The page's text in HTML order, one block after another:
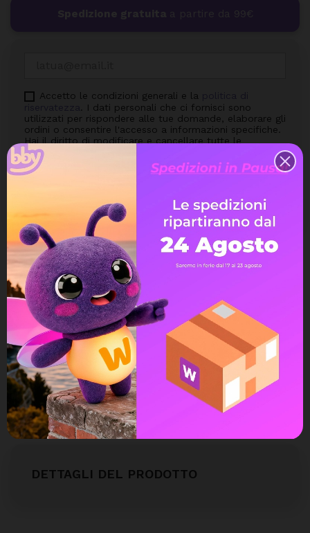
Accetto le condizioni generali e la
. I dati personali che ci fornisci sono
utilizzati per rispondere alle tue domande, elaborare gli
ordini o consentire l'accesso a informazioni specifiche.
Hai il diritto di modificare e cancellare tutte le
informazioni personali che si trovano nella pagina "Il
mio Account".
Avvisami quando torna disponibile
Assistenza Live Chat
Ampia scelta di pagamenti
Spedizione express veloce
Possibilità di reso e rimborso
DETTAGLI DEL PRODOTTO